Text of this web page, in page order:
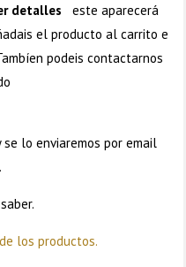
detalles
este aparecerá
el producto al carrito e
podeis contactarnos
lo enviaremos por email
los productos.